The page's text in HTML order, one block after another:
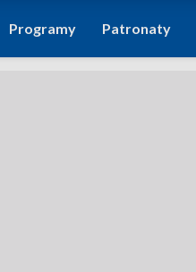
Programy Patronaty